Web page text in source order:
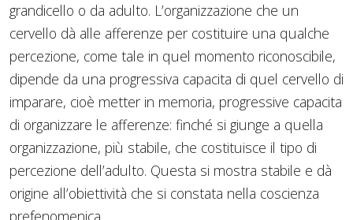
grandicello o da adulto. L’organizzazione che un
cervello dà alle afferenze per costituire una qualche
percezione, come tale in quel momento riconoscibile,
dipende da una progressiva capacita di quel cervello di
imparare, cioè metter in memoria, progressive capacita
di organizzare le afferenze: finché si giunge a quella
organizzazione, più stabile, che costituisce il tipo di
percezione dell’adulto. Questa si mostra stabile e dà
origine all’obiettività che si constata nella coscienza
prefenomenica.